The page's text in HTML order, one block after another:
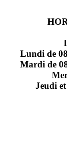
Lundi de
Mardi de
Jeudi